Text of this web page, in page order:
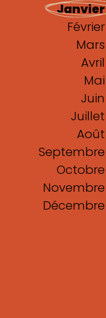
Janvier
Février
Mars
Avril
Mai
Juin
Juillet
Août
Septembre
Octobre
Novembre
Décembre